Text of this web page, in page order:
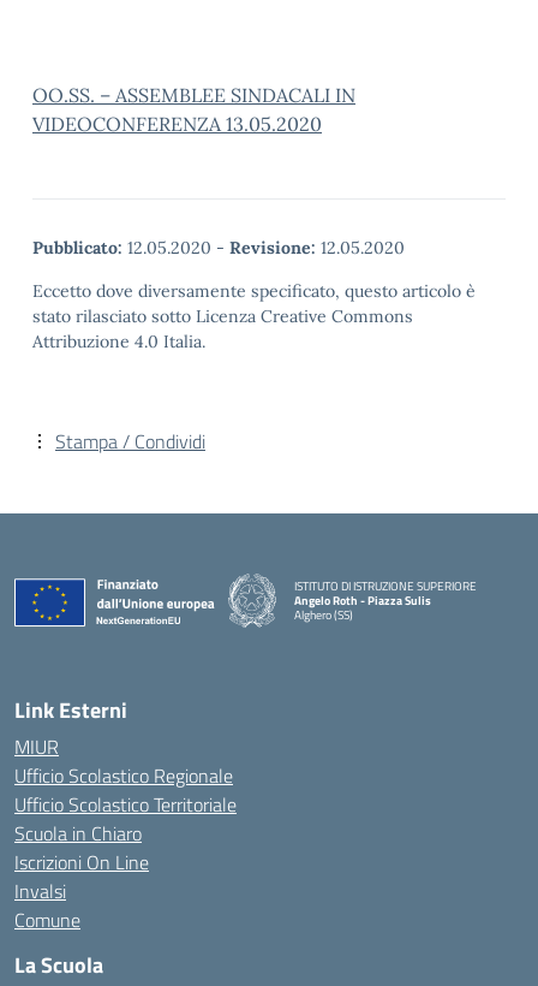
OO.SS. – ASSEMBLEE SINDACALI IN
VIDEOCONFERENZA 13.05.2020
Pubblicato: 12.05.2020 - Revisione: 12.05.2020
Eccetto dove diversamente specificato, questo articolo è
stato rilasciato sotto Licenza Creative Commons
Attribuzione 4.0 Italia.
Stampa / Condividi
ISTITUTO DI ISTRUZIONE SUPERIORE
Angelo Roth - Piazza Sulis
Alghero (SS)
— Visita la pagina iniziale della scuola
Link Esterni
MIUR
Ufficio Scolastico Regionale
Ufficio Scolastico Territoriale
Scuola in Chiaro
Iscrizioni On Line
Invalsi
Comune
La Scuola